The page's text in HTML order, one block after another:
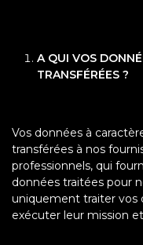
A QUI VOS
TRANSFÉRÉES ?
Vos données à
transférées à nos
professionnels, qui
données traitées pour
uniquement traiter vos
exécuter leur mission